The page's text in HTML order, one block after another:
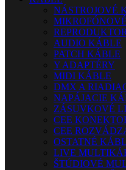
NÁSTROJOVÉ
AUDIO KÁBLE
PATCH KÁBLE
Y ADAPTÉRY
MIDI KÁBLE
DMX A
NAPÁJACIE
ZÁSUVKOVÉ
CEE
CEE
OSTATNÉ
LIVE
ŠTÚDIOVÉ